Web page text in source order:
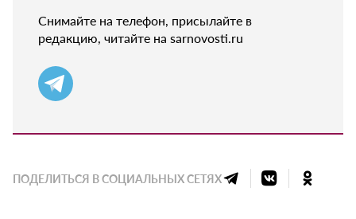
Снимайте на телефон, присылайте в
редакцию, читайте на sarnovosti.ru
ПОДЕЛИТЬСЯ В СОЦИАЛЬНЫХ СЕТЯХ